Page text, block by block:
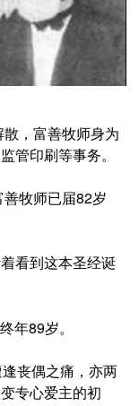
，富善牧师身为
管印刷等事务。
牧师已届82岁
看到这本圣经诞
年89岁。
丧偶之痛，亦两
专心爱主的初